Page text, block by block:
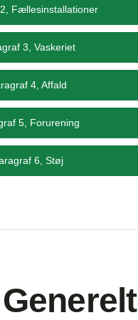
Fællesinstallationer
3, Vaskeriet
4, Affald
5, Forurening
6, Støj